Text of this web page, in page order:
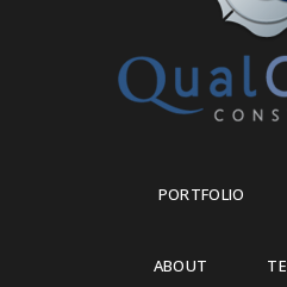
PORTFOLIO
ABOUT